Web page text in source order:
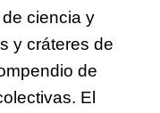
ciencia y
y cráteres de
de
El